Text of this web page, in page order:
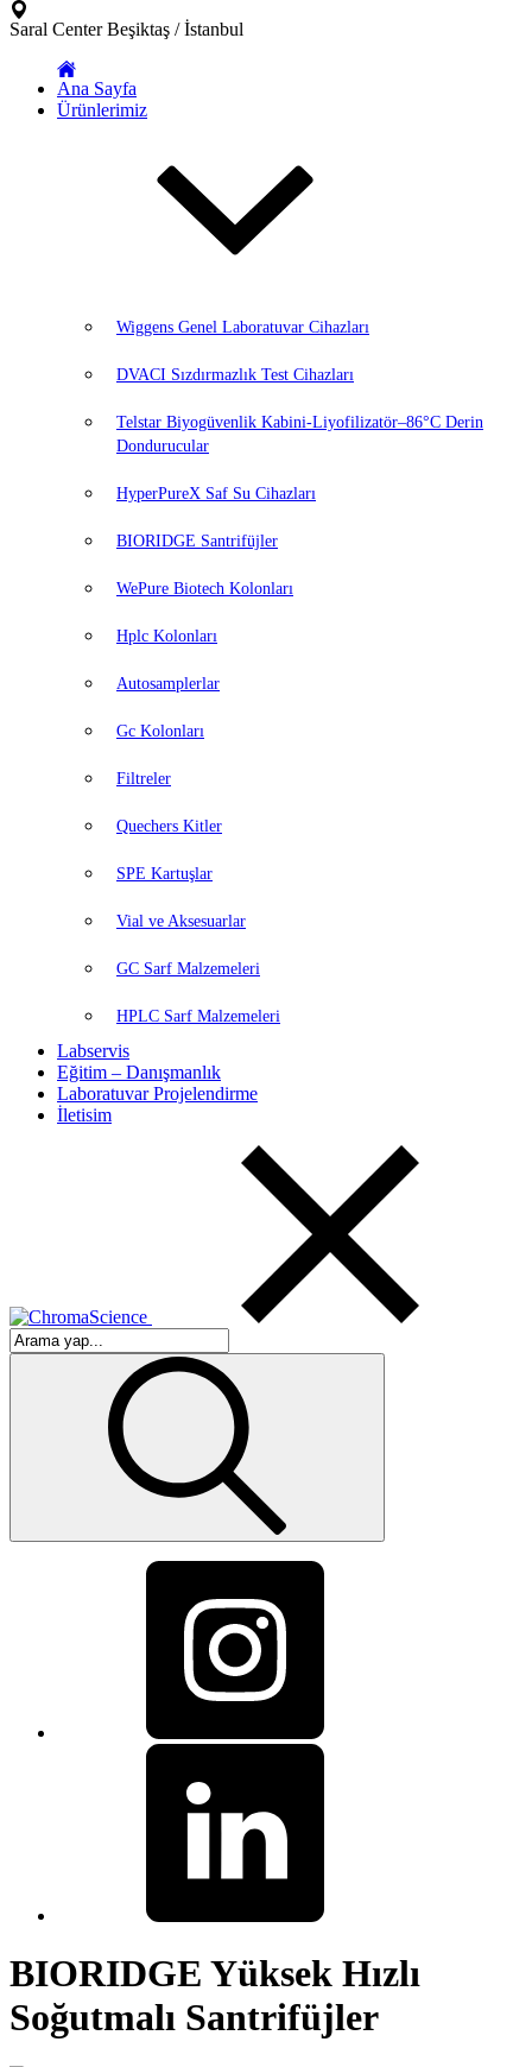
Saral CenterBeşiktaş / İstanbul
Ana Sayfa
Ürünlerimiz
Wiggens Genel Laboratuvar Cihazları
DVACI Sızdırmazlık Test Cihazları
Telstar Biyogüvenlik Kabini-Liyofilizatör–86°C Derin
Dondurucular
HyperPureX Saf Su Cihazları
BIORIDGE Santrifüjler
WePure Biotech Kolonları
Hplc Kolonları
Autosamplerlar
Gc Kolonları
Filtreler
Quechers Kitler
SPE Kartuşlar
Vial ve Aksesuarlar
GC Sarf Malzemeleri
HPLC Sarf Malzemeleri
Labservis
Eğitim – Danışmanlık
Laboratuvar Projelendirme
İletisim
BIORIDGE Yüksek Hızlı
Soğutmalı Santrifüjler